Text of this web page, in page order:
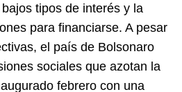
tipos de interés y la
para financiarse. A pesar
el país de Bolsonaro
sociales que azotan la
febrero con una